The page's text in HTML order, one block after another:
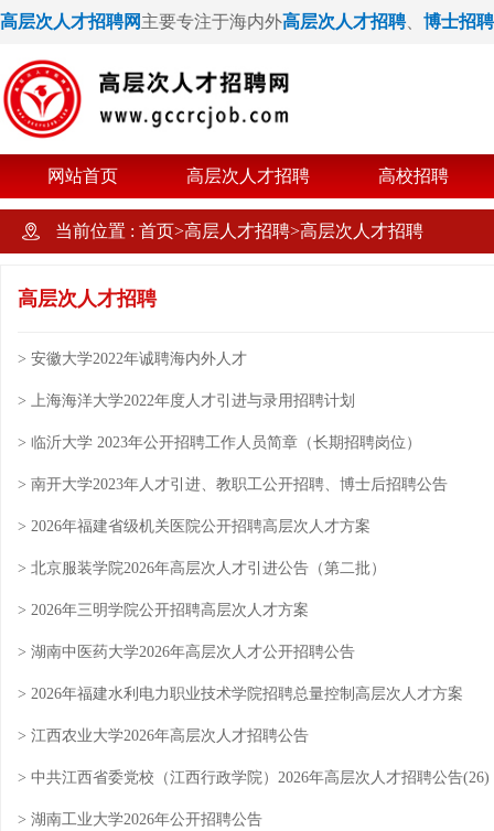
高层次人才招聘网主要专注于海内外高层次人才招聘、 博士招聘
网站首页 高层次人才招聘 高校招聘
当前位置 : 首页>高层人才招聘>高层次人才招聘
高层次人才招聘
> 安徽大学2022年诚聘海内外人才
> 上海海洋大学2022年度人才引进与录用招聘计划
> 临沂大学 2023年公开招聘工作人员简章（长期招聘岗位）
> 南开大学2023年人才引进、教职工公开招聘、博士后招聘公告
> 2026年福建省级机关医院公开招聘高层次人才方案
> 北京服装学院2026年高层次人才引进公告（第二批）
> 2026年三明学院公开招聘高层次人才方案
> 湖南中医药大学2026年高层次人才公开招聘公告
> 2026年福建水利电力职业技术学院招聘总量控制高层次人才方案
> 江西农业大学2026年高层次人才招聘公告
> 中共江西省委党校（江西行政学院）2026年高层次人才招聘公告(26)
> 湖南工业大学2026年公开招聘公告